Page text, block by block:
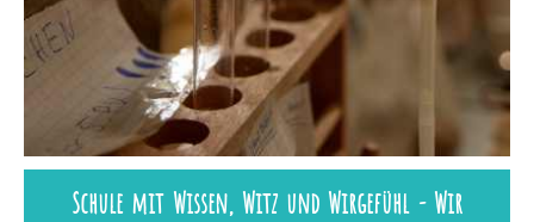
Schule mit Wissen, Witz und Wirgefühl - Wir